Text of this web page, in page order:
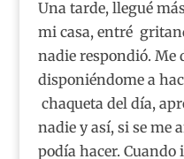
Una tarde, llegué
mi casa, entré
nadie respondió.
disponiéndome a
chaqueta del día,
nadie y así, si se me
podía hacer. Cuando